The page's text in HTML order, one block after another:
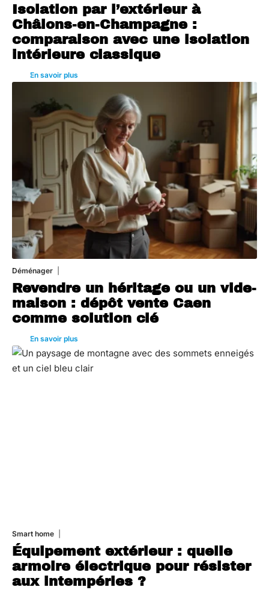
Isolation par l’extérieur à
Châlons-en-Champagne :
comparaison avec une isolation
intérieure classique
En savoir plus
Déménager
Revendre un héritage ou un vide-
maison : dépôt vente Caen
comme solution clé
En savoir plus
Smart home
Équipement extérieur : quelle
armoire électrique pour résister
aux intempéries ?